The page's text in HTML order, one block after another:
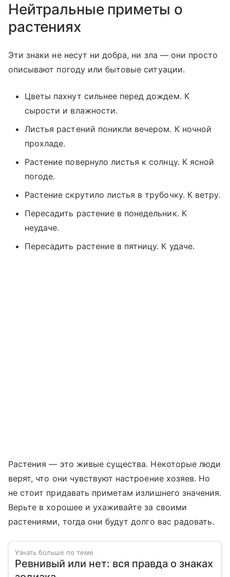
Нейтральные приметы о
растениях
Эти знаки не несут ни добра, ни зла — они просто
описывают погоду или бытовые ситуации.
Цветы пахнут сильнее перед дождем. К
сырости и влажности.
Листья растений поникли вечером. К ночной
прохладе.
Растение повернуло листья к солнцу. К ясной
погоде.
Растение скрутило листья в трубочку. К ветру.
Пересадить растение в понедельник. К
неудаче.
Пересадить растение в пятницу. К удаче.
Растения — это живые существа. Некоторые люди
верят, что они чувствуют настроение хозяев. Но
не стоит придавать приметам излишнего значения.
Верьте в хорошее и ухаживайте за своими
растениями, тогда они будут долго вас радовать.
Узнать больше по теме
Ревнивый или нет: вся правда о знаках